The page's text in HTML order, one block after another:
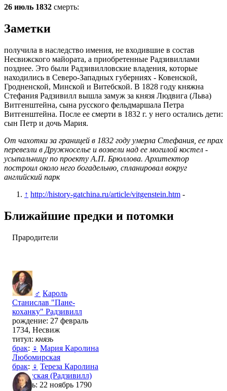
26 июль 1832 смерть:
Заметки
получила в наследство имения, не входившие в состав
Несвижского майората, а приобретенные Радзивиллами
позднее. Это были Радзивилловские владения, которые
находились в Северо-Западных губерниях - Ковенской,
Гродненской, Минской и Витебской. В 1828 году княжна
Стефания Радзивилл вышла замуж за князя Людвига (Льва)
Витгенштейна, сына русского фельдмаршала Петра
Витгенштейна. После ее смерти в 1832 г. у него остались дети:
сын Петр и дочь Мария.
От чахотки за границей в 1832 году умерла Стефания, ее прах
перевезли в Дружноселье и возвели над ее могилой костел -
усыпальницу по проекту А.П. Брюллова. Архитектор
построил около него богадельню, спланировал вокруг
английский парк
↑ http://history-gatchina.ru/article/vitgenstein.htm -
Ближайшие предки и потомки
Прародители
♂ Кароль
Станислав "Пане-
коханку" Радзивилл
рождение: 27 февраль
1734, Несвиж
титул: князь
брак: ♀ Мария Каролина
Любомирская
брак: ♀ Тереза Каролина
Ржевуская (Радзивилл)
смерть: 22 ноябрь 1790